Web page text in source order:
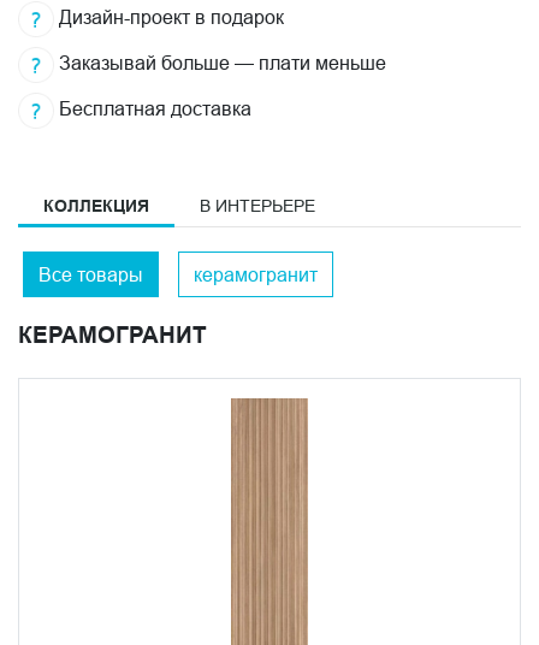
Дизайн-проект в подарок
Заказывай больше — плати меньше
Бесплатная доставка
КОЛЛЕКЦИЯ В ИНТЕРЬЕРЕ
Все товары керамогранит
КЕРАМОГРАНИТ